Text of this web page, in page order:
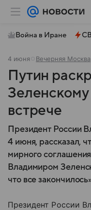
Война в Иране
4 июня Вечерняя Москва
Путин
встрече
Президент России
4 июня, рассказал,
мирного
Владимиром
что все
Президент России